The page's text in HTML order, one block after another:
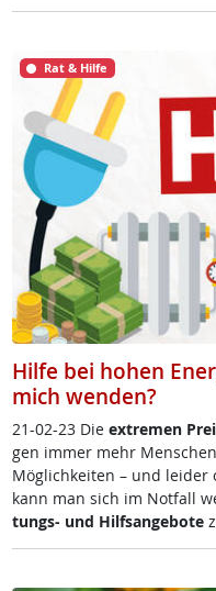
Rat & Hilfe
Hilfe bei hohen
mich wenden?
21-02-23 Die ex­t­re­men
gen im­mer mehr
Mög­lich­kei­ten – und
kann man sich im Not­fall
tungs- und Hilf­s­an­ge­bo­te